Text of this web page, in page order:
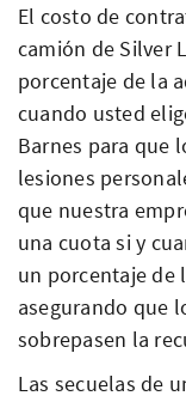
El costo de
camión de Silver
porcentaje de la
cuando usted
Barnes para que
lesiones
que nuestra
una cuota si y
un porcentaje de
asegurando que
sobrepasen la
Las secuelas de